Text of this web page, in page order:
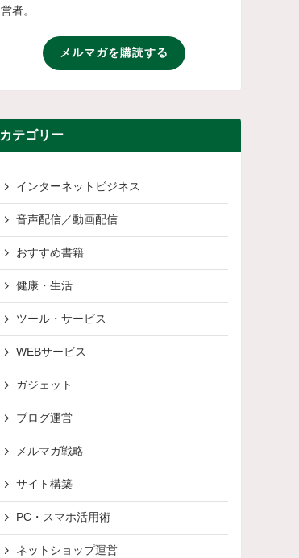
営者。
メルマガを購読する
カテゴリー
インターネットビジネス
音声配信／動画配信
おすすめ書籍
健康・生活
ツール・サービス
WEBサービス
ガジェット
ブログ運営
メルマガ戦略
サイト構築
PC・スマホ活用術
ネットショップ運営